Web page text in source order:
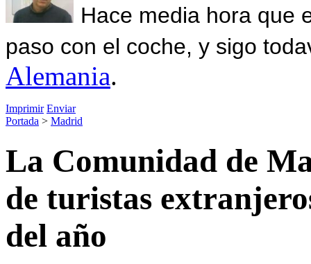
Hace media hora que
paso con el coche, y sigo
Alemania.
Imprimir Enviar
Portada > Madrid
La Comunidad de
de turistas
del año